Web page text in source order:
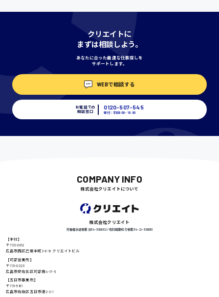
高知県
クリエイトに
まずは相談しよう。
あなたに合った最適な仕事探しを
サポートします。
WEBで相談する
お電話での
相談窓口
0120-507-545
受付：平日9:00 - 18:00
COMPANY INFO
株式会社クリエイトについて
株式会社クリエイト
労働者派遣事業 派34-300062 / 有料職業紹介事業 34-ユ-300091
【本社】
〒733-0812
広島市西区己斐本町2-6-18 クリエイトビル
【可部営業所】
〒731-0223
広島市安佐北区可部南4-17-5
【五日市事業所】
〒731-5161
広島市佐伯区五日市港2-2-1